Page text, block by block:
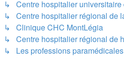
↳ Centre hospitalier universitaire
↳ Centre hospitalier régional de
↳ Clinique CHC MontLégia
↳ Centre hospitalier régional de
↳ Les professions paramédicales